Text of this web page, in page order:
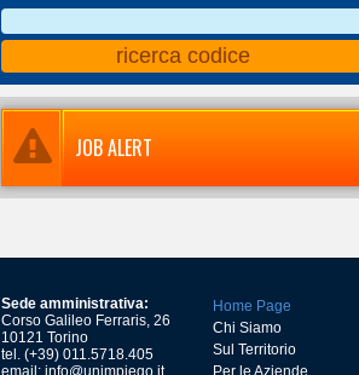
JOB ALERT
Sede amministrativa:
Corso Galileo Ferraris, 26
10121 Torino
tel. (+39) 011.5718.405
email: info@unimpiego.it
Home Page
Chi Siamo
Sul Territorio
Per le Aziende